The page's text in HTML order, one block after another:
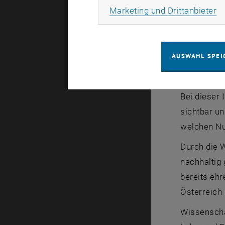
Die
Bei dieser
sichtbar
welchen
Durch die
nachhaltig
bereits
Österreich
Marketing und Drittanbieter
AUSWAHL